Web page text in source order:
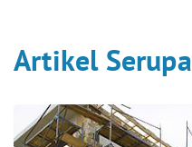
Artikel Serupa